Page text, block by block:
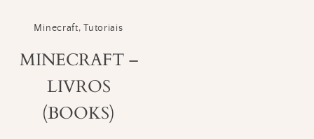
Minecraft,Tutoriais
MINECRAFT –
LIVROS
(BOOKS)